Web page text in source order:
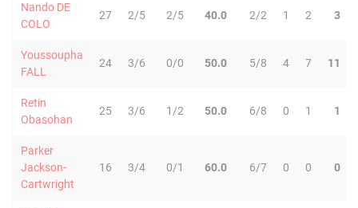
Nando DE
COLO
27 2/5 2/5 40.0 2/2 1 2 3
Youssoupha
FALL
24 3/6 0/0 50.0 5/8 4 7 11
Retin
Obasohan
25 3/6 1/2 50.0 6/8 0 1 1
Parker
Jackson-
Cartwright
16 3/4 0/1 60.0 6/7 0 0 0